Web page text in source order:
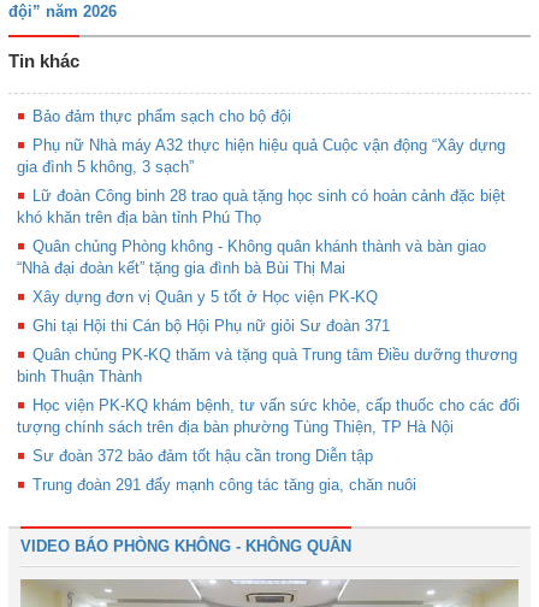
đội” năm 2026
Tin khác
Bảo đảm thực phẩm sạch cho bộ đội
Phụ nữ Nhà máy A32 thực hiện hiệu quả Cuộc vận động “Xây dựng
gia đình 5 không, 3 sạch”
Lữ đoàn Công binh 28 trao quà tặng học sinh có hoàn cảnh đặc biệt
khó khăn trên địa bàn tỉnh Phú Thọ
Quân chủng Phòng không - Không quân khánh thành và bàn giao
“Nhà đại đoàn kết” tặng gia đình bà Bùi Thị Mai
Xây dựng đơn vị Quân y 5 tốt ở Học viện PK-KQ
Ghi tại Hội thi Cán bộ Hội Phụ nữ giỏi Sư đoàn 371
Quân chủng PK-KQ thăm và tặng quà Trung tâm Điều dưỡng thương
binh Thuận Thành
Học viện PK-KQ khám bệnh, tư vấn sức khỏe, cấp thuốc cho các đối
tượng chính sách trên địa bàn phường Tùng Thiện, TP Hà Nội
Sư đoàn 372 bảo đảm tốt hậu cần trong Diễn tập
Trung đoàn 291 đẩy mạnh công tác tăng gia, chăn nuôi
VIDEO BÁO PHÒNG KHÔNG - KHÔNG QUÂN